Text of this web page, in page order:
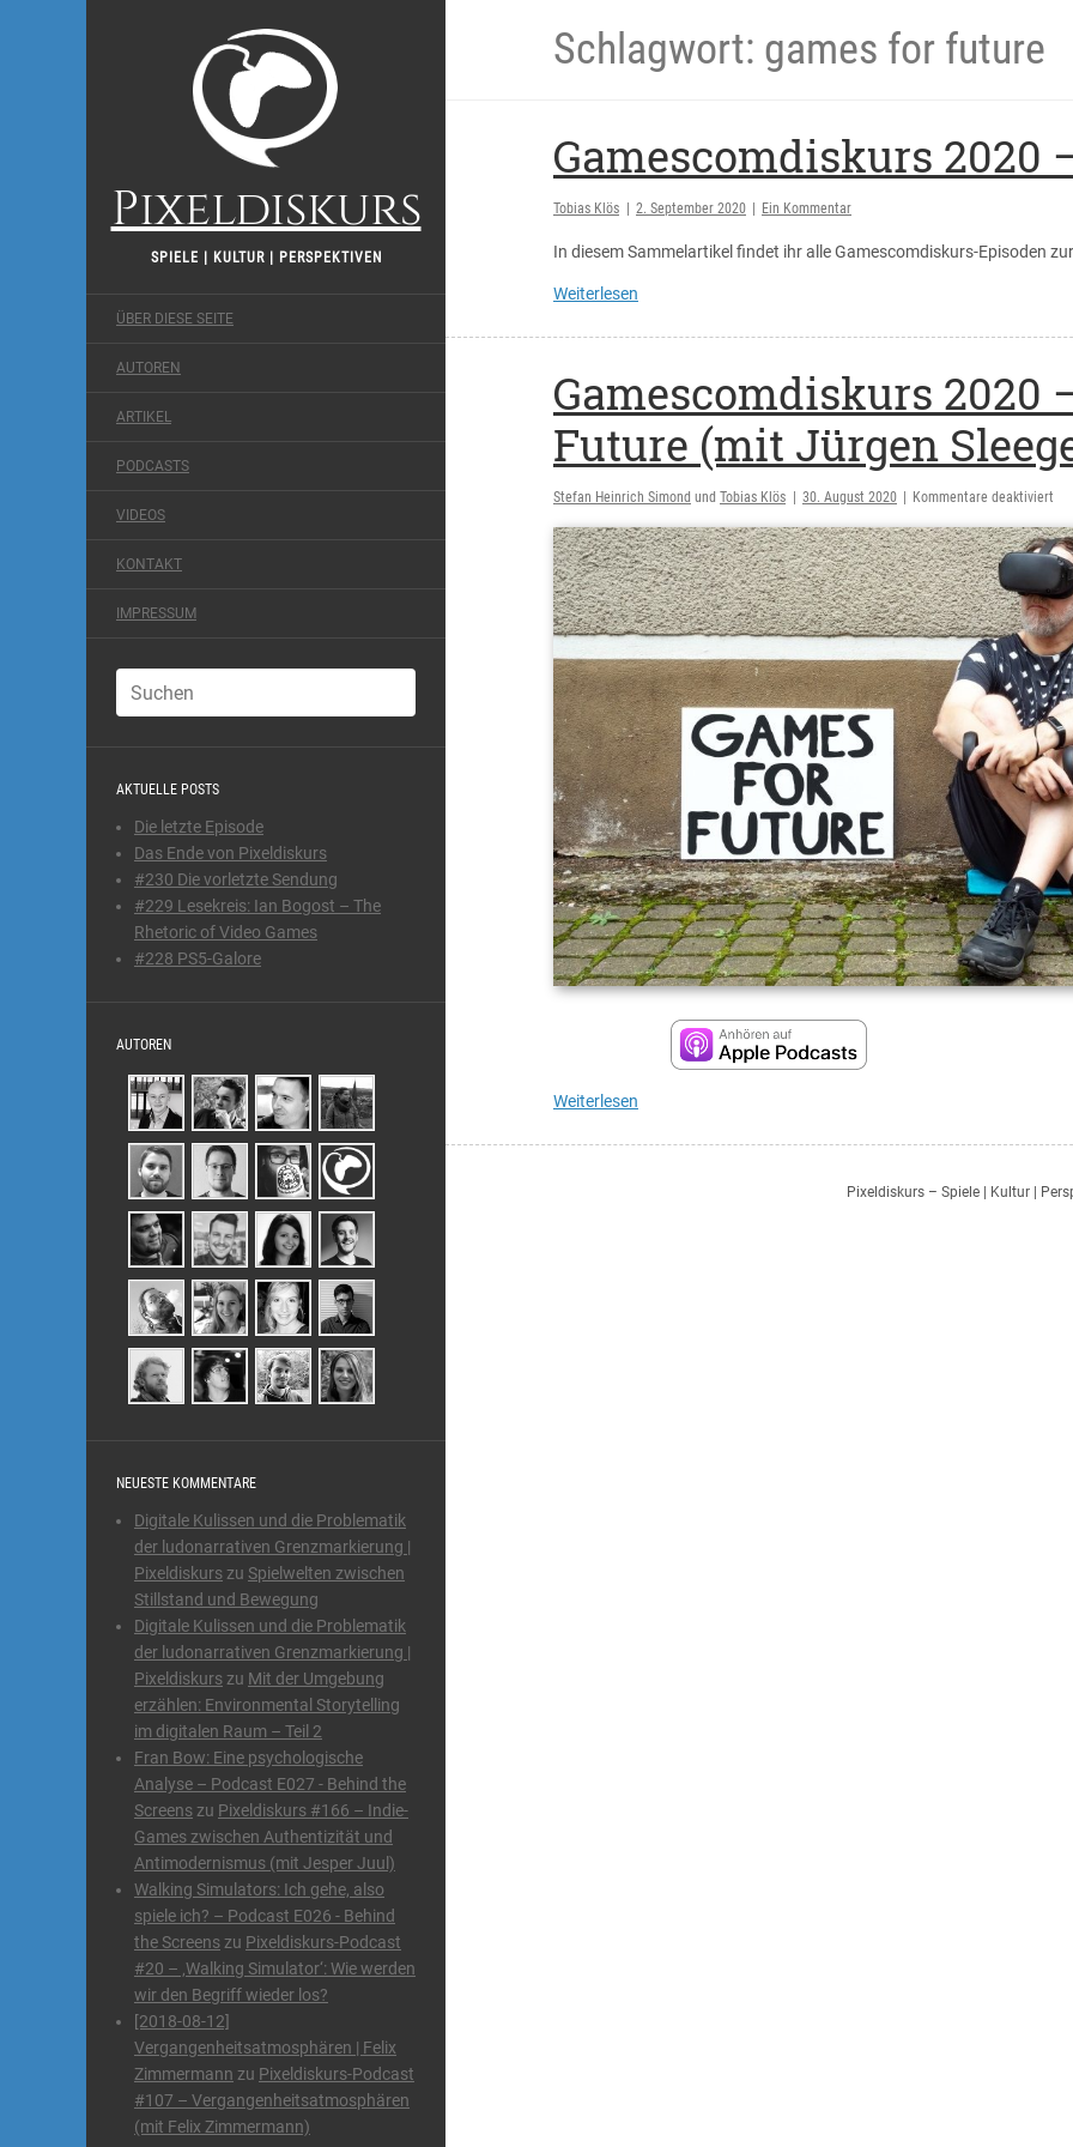
Pixeldiskurs
SPIELE | KULTUR | PERSPEKTIVEN
ÜBER DIESE SEITE
AUTOREN
ARTIKEL
PODCASTS
VIDEOS
KONTAKT
IMPRESSUM
AKTUELLE POSTS
Die letzte Episode
Das Ende von Pixeldiskurs
#230 Die vorletzte Sendung
#229 Lesekreis: Ian Bogost – The
Rhetoric of Video Games
#228 PS5-Galore
AUTOREN
NEUESTE KOMMENTARE
Digitale Kulissen und die Problematik
der ludonarrativen Grenzmarkierung |
Pixeldiskurs zu Spielwelten zwischen
Stillstand und Bewegung
Digitale Kulissen und die Problematik
der ludonarrativen Grenzmarkierung |
Pixeldiskurs zu Mit der Umgebung
erzählen: Environmental Storytelling
im digitalen Raum – Teil 2
Fran Bow: Eine psychologische
Analyse – Podcast E027 - Behind the
Screens zu Pixeldiskurs #166 – Indie-
Games zwischen Authentizität und
Antimodernismus (mit Jesper Juul)
Walking Simulators: Ich gehe, also
spiele ich? – Podcast E026 - Behind
the Screens zu Pixeldiskurs-Podcast
#20 – ‚Walking Simulator‘: Wie werden
wir den Begriff wieder los?
[2018-08-12]
Vergangenheitsatmosphären | Felix
Zimmermann zu Pixeldiskurs-Podcast
#107 – Vergangenheitsatmosphären
(mit Felix Zimmermann)
Schlagwort: games for future
Gamescomdiskurs 2020
Tobias Klös 2. September 2020 Ein Kommentar
In diesem Sammelartikel findet ihr alle Gamescomdiskurs-Episoden
Weiterlesen
Gamescomdiskurs 2020
Future (mit Jürgen
Stefan Heinrich Simond und Tobias Klös 30. August 2020 Kommentare deaktiviert
–
for
Weiterlesen
Pixeldiskurs – Spiele | Kultur |